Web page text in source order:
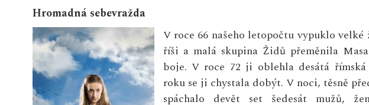
Hromadná sebevražda
V roce 66 našeho letopočtu vypuklo
říši a malá skupina Židů přeměnila
boje. V roce 72 ji oblehla desátá
roku se ji chystala dobýt. V noci, těsně
spáchalo devět set šedesát mužů,